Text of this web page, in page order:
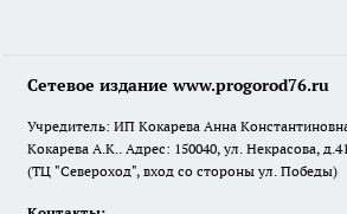
Сетевое издание www.progorod76.ru
Учредитель: ИП Кокарева Анна
Кокарева А.К.. Адрес: 150040, ул. Некрасова,
(ТЦ "Североход", вход со стороны ул. Победы)